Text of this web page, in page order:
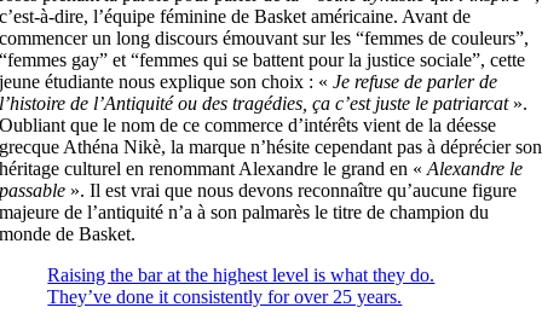
c’est-à-dire, l’équipe féminine de Basket américaine. Avant de
commencer un long discours émouvant sur les “femmes de couleurs”,
“femmes gay” et “femmes qui se battent pour la justice sociale”, cette
jeune étudiante nous explique son choix : «Je refuse de parler de
l’histoire de l’Antiquité ou des tragédies, ça c’est juste le patriarcat».
Oubliant que le nom de ce commerce d’intérêts vient de la déesse
grecque Athéna Nikè, la marque n’hésite cependant pas à déprécier son
héritage culturel en renommant Alexandre le grand en «Alexandre le
passable ». Il est vrai que nous devons reconnaître qu’aucune figure
majeure de l’antiquité n’a à son palmarès le titre de champion du
monde de Basket.
Raising the bar at the highest level is what they do.
They’ve done it consistently for over 25 years.